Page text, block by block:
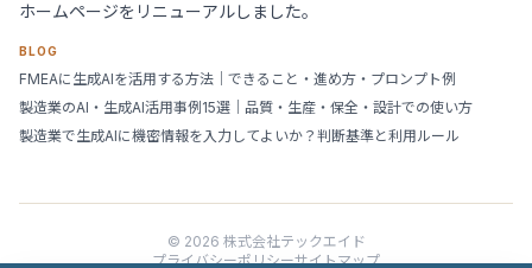
ホームページをリニューアルしました。
BLOG
FMEAに生成AIを活用する方法｜できること・進め方・プロンプト例
製造業のAI・生成AI活用事例15選｜品質・生産・保全・設計での使い方
製造業で生成AIに機密情報を入力してよいか？判断基準と利用ルール
© 2026 株式会社テックエイド
プライバシーポリシーサイトマップ